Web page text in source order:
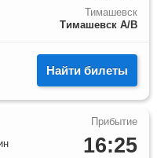
Тимашевск
Тимашевск А/В
Найти билеты
16:25